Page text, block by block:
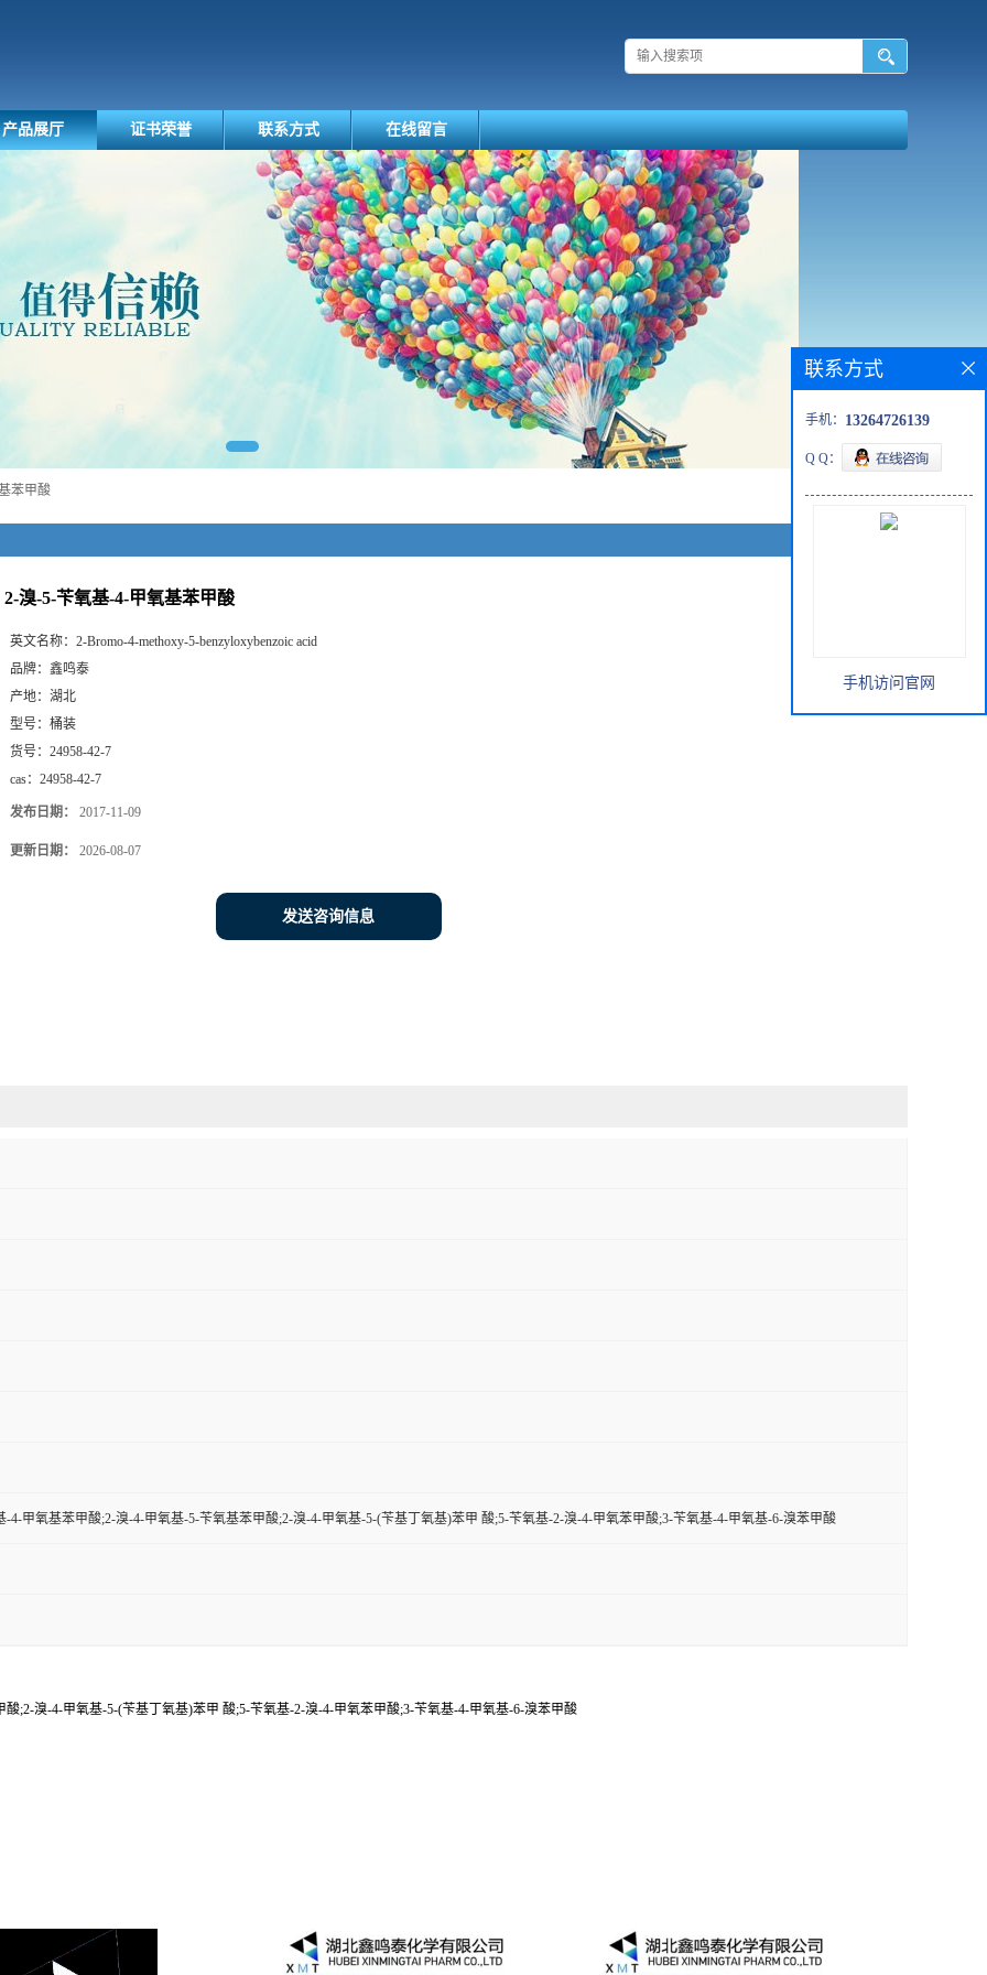
产品展厅 证书荣誉 联系方式 在线留言
苯甲酸
2-溴-5-苄氧基-4-甲氧基苯甲酸
英文名称： 2-Bromo-4-methoxy-5-benzyloxybenzoic acid
品牌： 鑫鸣泰
产地： 湖北
型号： 桶装
货号： 24958-42-7
cas： 24958-42-7
发布日期： 2017-11-09
更新日期： 2026-08-07
发送咨询信息
-4-甲氧基苯甲酸;2-溴-4-甲氧基-5-苄氧基苯甲酸;2-溴-4-甲氧基-5-(苄基丁氧基)苯甲 酸;5-苄氧基-2-溴-4-甲氧苯甲酸;3-苄氧基-4-甲氧基-6-溴苯甲酸
;2-溴-4-甲氧基-5-(苄基丁氧基)苯甲 酸;5-苄氧基-2-溴-4-甲氧苯甲酸;3-苄氧基-4-甲氧基-6-溴苯甲酸
联系方式
手机： 13264726139
Q Q：
手机访问官网